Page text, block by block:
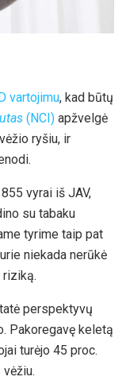
vartojimu, kad būtų
(NCI) apžvelgė
ryšiu, ir
vyrai iš JAV,
su tabaku
tyrime taip pat
niekada nerūkė
riziką.
perspektyvų
Pakoregavę keletą
turėjo 45 proc.